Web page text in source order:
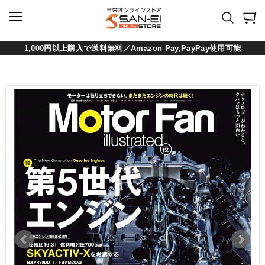
1,000円以上購入で送料無料／Amazon Pay,PayPay使用可能